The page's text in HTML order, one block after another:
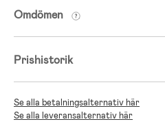
Omdömen
Prishistorik
Se alla betalningsalternativ här
Se alla leveransalternativ här